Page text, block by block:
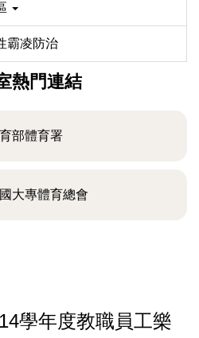
霸凌防治
熱門連結
部體育署
大專體育總會
學年度教職員工樂